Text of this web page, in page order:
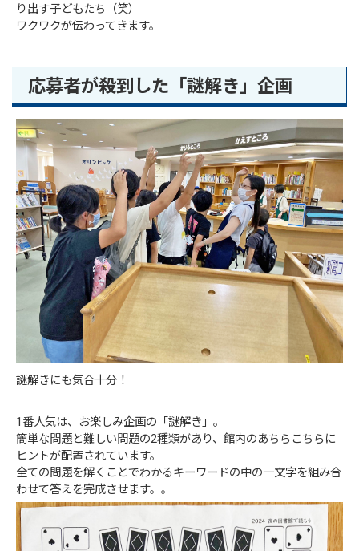
り出す子どもたち（笑）
ワクワクが伝わってきます。
応募者が殺到した「謎解き」企画
謎解きにも気合十分！
1番人気は、お楽しみ企画の「謎解き」。
簡単な問題と難しい問題の2種類があり、館内のあちらこちらに
ヒントが配置されています。
全ての問題を解くことでわかるキーワードの中の一文字を組み合
わせて答えを完成させます。。